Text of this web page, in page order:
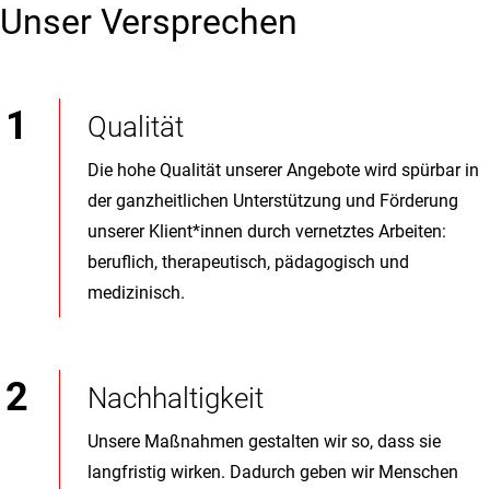
Unser Versprechen
Qualität
Die hohe Qualität unserer Angebote wird spürbar in
der ganzheitlichen Unterstützung und Förderung
unserer Klient*innen durch vernetztes Arbeiten:
beruflich, therapeutisch, pädagogisch und
medizinisch.
Nachhaltigkeit
Unsere Maßnahmen gestalten wir so, dass sie
langfristig wirken. Dadurch geben wir Menschen